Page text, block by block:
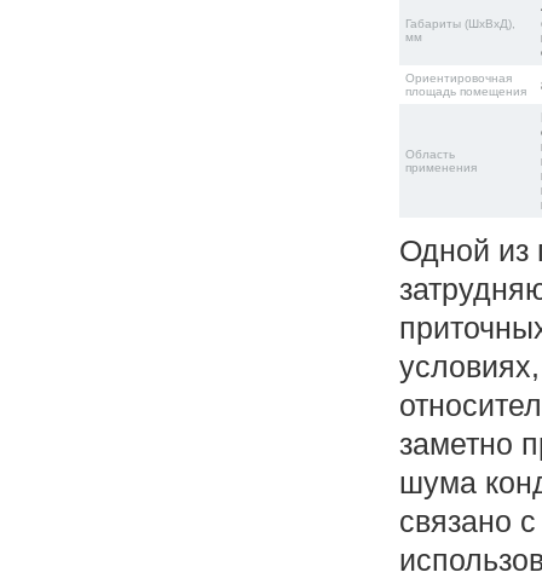
Габариты (ШхВхД),
мм
Ориентировочная
площадь помещения
Область
применения
Одной из
заметно
шума
связано